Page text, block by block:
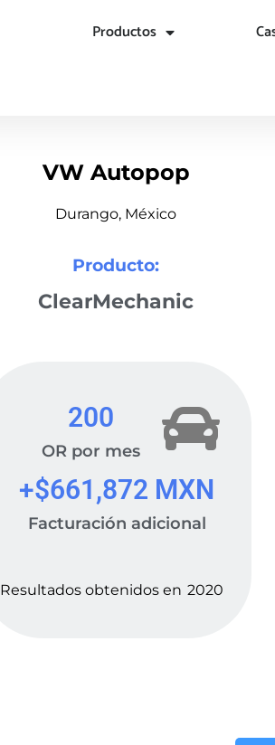
Productos
VW Autopop
Durango, México
Producto:
ClearMechanic
OR por mes
200
Facturación adicional
+$661,872 MXN
Resultados obtenidos en 2020